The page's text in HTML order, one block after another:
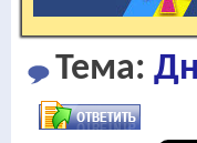
Тема: